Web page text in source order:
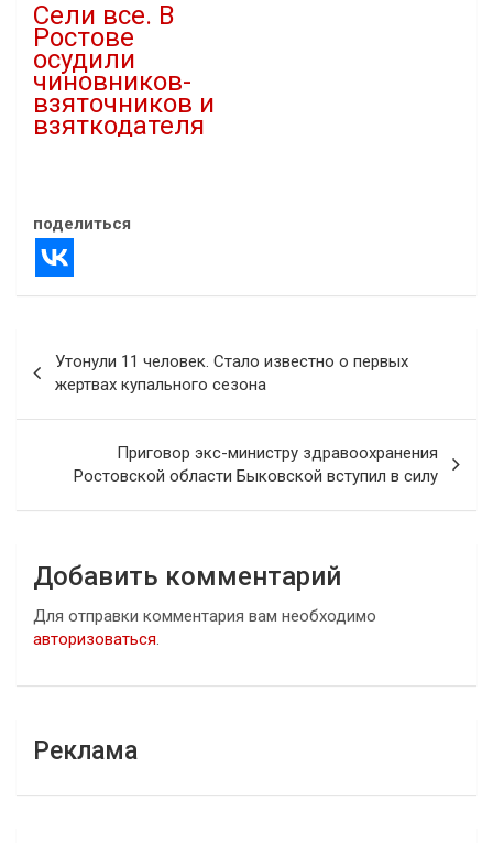
Сели все. В
Ростове
осудили
чиновников-
взяточников и
взяткодателя
поделиться
по
записям
Утонули 11 человек. Стало известно о первых
жертвах купального сезона
Приговор экс-министру здравоохранения
Ростовской области Быковской вступил в силу
Добавить комментарий
Для отправки комментария вам необходимо
авторизоваться.
Реклама